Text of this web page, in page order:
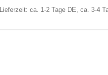
Lieferzeit: ca. 1-2 Tage DE, ca. 3-4